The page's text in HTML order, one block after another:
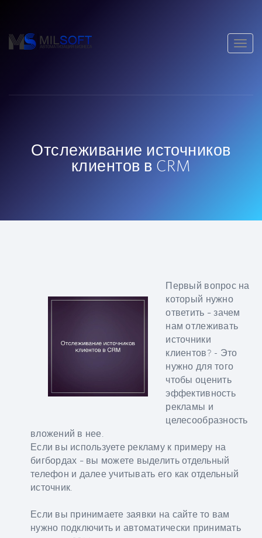
Отслеживание источников
клиентов в CRM
Первый вопрос на
который нужно
ответить – зачем
нам отлеживать
источники
клиентов? - Это
нужно для того
чтобы оценить
эффективность
рекламы и
целесообразность
вложений в нее.
Если вы используете рекламу к примеру на
бигбордах – вы можете выделить отдельный
телефон и далее учитывать его как отдельный
источник.
Если вы принимаете заявки на сайте то вам
нужно подключить и автоматически принимать